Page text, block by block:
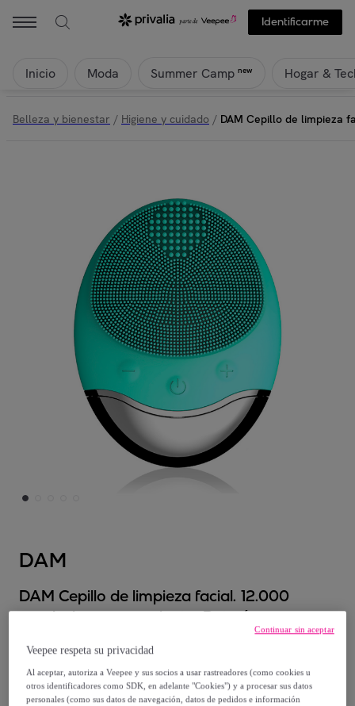
Identificarme
Inicio Moda Summer Camp new Hogar &
Belleza y bienestar / Higiene y cuidado / DAM Cepillo de limpieza
DAM
DAM Cepillo de limpieza facial. 12.000
revoluciones por minuto. Batería
recargable. 6x4,2x8,3 Cm. Color: Azul
Claro
Modelo: Unica
Veepee respeta su privacidad
Al aceptar, autoriza a Veepee y sus socios a usar rastreadores (como cookies u
otros identificadores como SDK, en adelante "Cookies") y a procesar sus datos
personales (como sus datos de navegación, datos de pedidos e información
Continuar sin aceptar